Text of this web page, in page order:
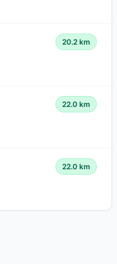
20.2 km
22.0 km
22.0 km